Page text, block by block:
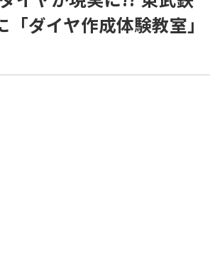
ダイヤ作成体験教室」